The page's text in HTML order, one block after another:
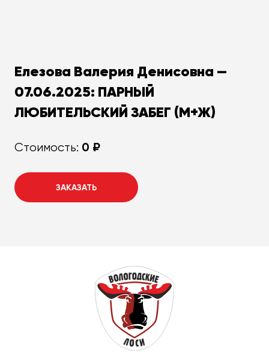
Елезова Валерия Денисовна —
07.06.2025: ПАРНЫЙ
ЛЮБИТЕЛЬСКИЙ ЗАБЕГ (М+Ж)
Стоимость: 0 ₽
ЗАКАЗАТЬ